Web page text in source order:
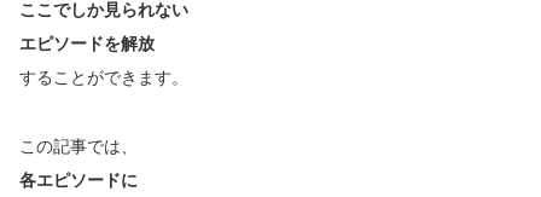
ここでしか見られない
エピソードを解放
することができます。
この記事では、
各エピソードに